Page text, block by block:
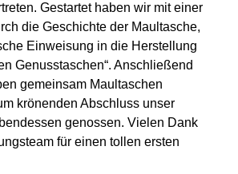
Gestartet haben wir mit einer
die Geschichte der Maultasche,
Einweisung in die Herstellung
Genusstaschen“. Anschließend
gemeinsam Maultaschen
krönenden Abschluss unser
genossen. Vielen Dank
für einen tollen ersten